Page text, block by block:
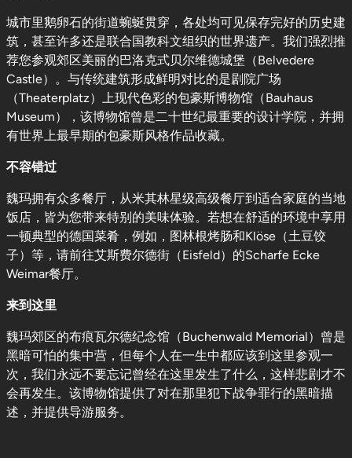
城市里鹅卵石的街道蜿蜒贯穿，各处均可见保存完好的历史建
筑，甚至许多还是联合国教科文组织的世界遗产。我们强烈推
荐您参观郊区美丽的巴洛克式贝尔维德城堡（Belvedere
Castle）。与传统建筑形成鲜明对比的是剧院广场
（Theaterplatz）上现代色彩的包豪斯博物馆（Bauhaus
Museum），该博物馆曾是二十世纪最重要的设计学院，并拥
有世界上最早期的包豪斯风格作品收藏。
不容错过
魏玛拥有众多餐厅，从米其林星级高级餐厅到适合家庭的当地
饭店，皆为您带来特别的美味体验。若想在舒适的环境中享用
一顿典型的德国菜肴，例如，图林根烤肠和Klöse（土豆饺
子）等，请前往艾斯费尔德街（Eisfeld）的Scharfe Ecke
Weimar餐厅。
来到这里
魏玛郊区的布痕瓦尔德纪念馆（Buchenwald Memorial）曾是
黑暗可怕的集中营，但每个人在一生中都应该到这里参观一
次，我们永远不要忘记曾经在这里发生了什么，这样悲剧才不
会再发生。该博物馆提供了对在那里犯下战争罪行的黑暗描
述，并提供导游服务。